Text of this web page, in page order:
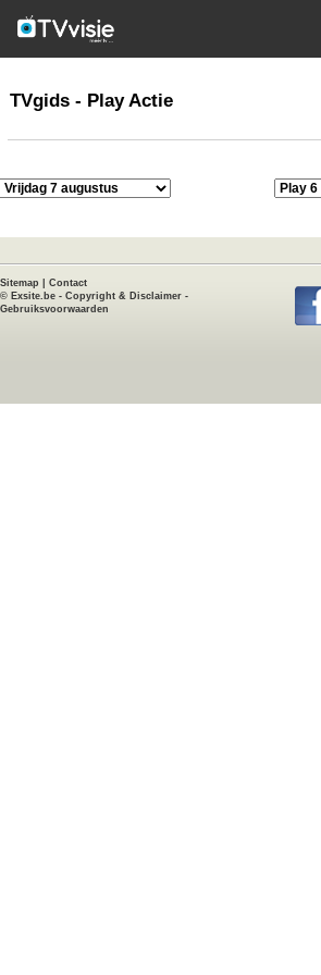
TVgids
TVgids - Play Actie
Sitemap
Contact
© Exsite.be - Copyright & Disclaimer -
Gebruiksvoorwaarden